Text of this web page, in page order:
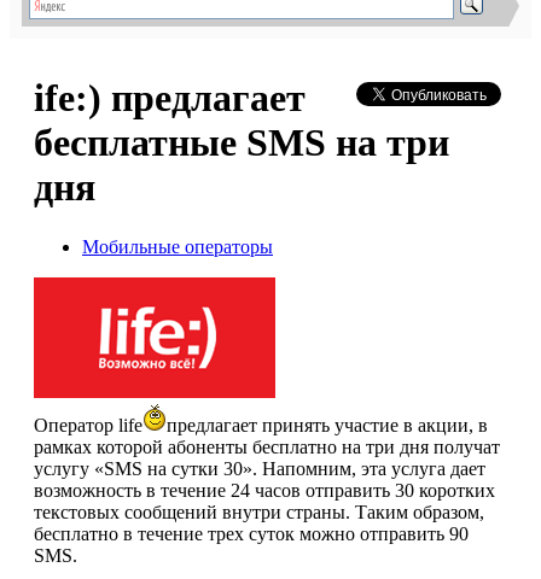
ife:) предлагает
бесплатные SMS на три
дня
Мобильные операторы
Оператор life
предлагает принять участие в акции, в
рамках которой абоненты бесплатно на три дня получат
услугу «SMS на сутки 30». Напомним, эта услуга дает
возможность в течение 24 часов отправить 30 коротких
текстовых сообщений внутри страны. Таким образом,
бесплатно в течение трех суток можно отправить 90
SMS.